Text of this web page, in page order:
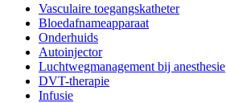
Vasculaire toegangskatheter
Bloedafnameapparaat
Onderhuids
Autoinjector
Luchtwegmanagement bij anesthesie
DVT-therapie
Infusie